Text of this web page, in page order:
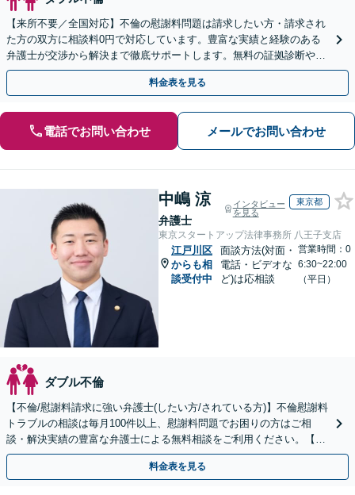
【来所不要／全国対応】不倫の慰謝料問題は請求したい方・請求され
た方の双方に相談料0円で対応しています。豊富な実績と経験のある
弁護士が交渉から解決まで徹底サポートします。無料の証拠診断や着
手金の返還保証もありますので安心してご相談ください。
料金表を見る
電話でお問い合わせ メールでお問い合わせ
中嶋 涼
弁護士
インタビュー
を見る
東京都
東京スタートアップ法律事務所 八王子支店
江戸川区
からも相
談受付中
面談方法(対面・
電話・ビデオな
ど)は応相談
営業時間：0
6:30~22:00
（平日）
ダブル不倫
【不倫/慰謝料請求に強い弁護士(したい方/されている方)】不倫慰謝料
トラブルの相談は毎月100件以上、慰謝料問題でお困りの方はご相
談・解決実績の豊富な弁護士による無料相談をご利用ください。【初
回相談０円(電話)】【関東エリア全域対応】
料金表を見る